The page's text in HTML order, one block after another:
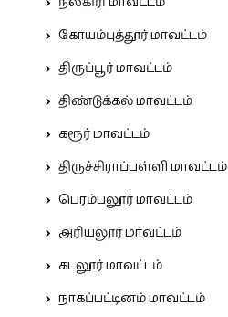
கோயம்புத்தூர் மாவட்டம்
திருப்பூர் மாவட்டம்
திண்டுக்கல் மாவட்டம்
கரூர் மாவட்டம்
திருச்சிராப்பள்ளி மாவட்டம்
பெரம்பலூர் மாவட்டம்
அரியலூர் மாவட்டம்
கடலூர் மாவட்டம்
நாகப்பட்டினம் மாவட்டம்